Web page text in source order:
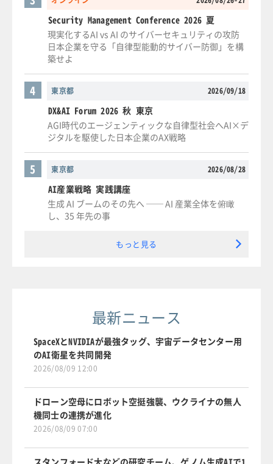
Security Management Conference 2026 夏
現実化するAI vs AI のサイバーセキュリティの攻防
日本企業を守る「自律型能動的サイバー防御」を構
築せよ
東京都 2026/09/18
4
DX&AI Forum 2026 秋 東京
AGI時代のエージェンティックな自律型社会へAI×デ
ジタルを駆使した日本企業のAX戦略
東京都 2026/08/28
5
AI産業戦略 実践講座
生成 AI ブームのその先へ ── AI 産業全体を俯瞰
し、35 年先の事
もっと見る
最新ニュース
SpaceXとNVIDIAが最強タッグ、宇宙データセンター用
のAI衛星を共同開発
2026/08/09 12:00
ドローン空母にロボット空挺強襲、ウクライナの無人
機同士の連携が進化
2026/08/09 07:00